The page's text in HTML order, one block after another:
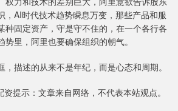
，AI时代技术趋势瞬息万变，那些产品和服
种固定资产，守是守不住的，在一个各行各
里，阿里也要确保组织的朝气。
描述的从来不是年纪，而是心态和周期。
资提示：文章来自网络，不代表本站观点。